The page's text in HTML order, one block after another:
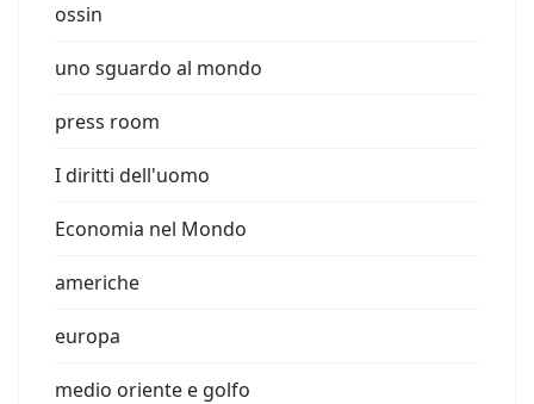
ossin
uno sguardo al mondo
press room
I diritti dell'uomo
Economia nel Mondo
americhe
europa
medio oriente e golfo